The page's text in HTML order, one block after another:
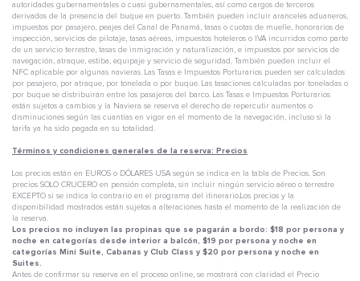
autoridades gubernamentales o cuasi gubernamentales, así como cargos de terceros
derivados de la presencia del buque en puerto. También pueden incluir aranceles aduaneros,
impuestos por pasajero, peajes del Canal de Panamá, tasas o cuotas de muelle, honorarios de
inspección, servicios de pilotaje, tasas aéreas, impuestos hoteleros o IVA incurridos como parte
de un servicio terrestre, tasas de inmigración y naturalización, e impuestos por servicios de
navegación, atraque, estiba, equipaje y servicio de seguridad. También pueden incluir el
NFC aplicable por algunas navieras. Las Tasas e Impuestos Porturarios pueden ser calculados
por pasajero, por atraque, por tonelada o por buque. Las tasaciones calculadas por toneladas o
por buque se distribuirán entre los pasajeros del barco. Las Tasas e Impuestos Porturarios
están sujetos a cambios y la Naviera se reserva el derecho de repercutir aumentos o
disminuciones según las cuantías en vigor en el momento de la navegación, incluso si la
tarifa ya ha sido pagada en su totalidad.
Términos y condiciones generales de la reserva: Precios
Los precios están en EUROS o DÓLARES USA según se indica en la tabla de Precios. Son
precios SOLO CRUCERO en pensión completa, sin incluir ningún servicio aéreo o terrestre
EXCEPTO si se indica lo contrario en el programa del itinerario.Los precios y la
disponibilidad mostrados están sujetos a alteraciones hasta el momento de la realización de
la reserva.
Los precios no incluyen las propinas que se pagarán a bordo: $18 por persona y
noche en categorías desde interior a balcón, $19 por persona y noche en
categorías Mini Suite, Cabanas y Club Class y $20 por persona y noche en
Suites.
Antes de confirmar su reserva en el proceso online, se mostrará con claridad el Precio